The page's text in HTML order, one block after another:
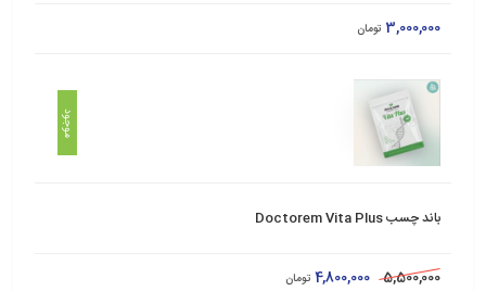
3,000,000 تومان
موجود
باند چسب Doctorem Vita Plus
5,500,000
4,800,000 تومان